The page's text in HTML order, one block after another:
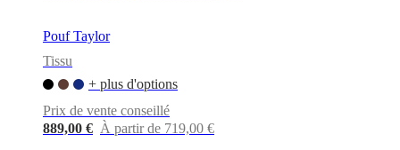
Pouf Taylor
Tissu
+ plus d'options
Prix de vente conseillé
889,00 € À partir de 719,00 €